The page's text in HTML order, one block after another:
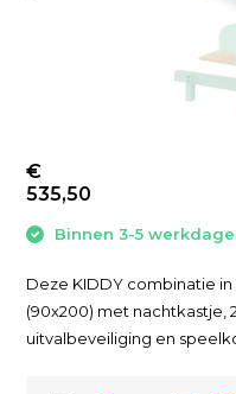
€
535,50
Binnen 3-5
Deze KIDDY combinatie
(90x200) met nachtkastje,
uitvalbeveiliging en